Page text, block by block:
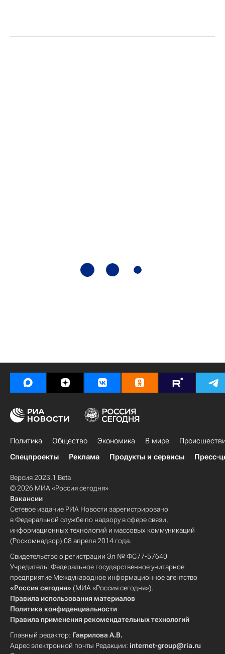
Политика Общество Экономика В мире
Спецпроекты
Реклама Продукты и сервисы Пресс-
Версия 2023.1 Beta
© 2026 МИА «Россия сегодня»
Вакансии
Сетевое издание РИА Новости зарегистрировано
в Федеральной службе по надзору в сфере связи,
информационных технологий и массовых коммуникаций
(Роскомнадзор) 08 апреля 2014 года.
Свидетельство о регистрации Эл № ФС77-57640
Учредитель: Федеральное государственное унитарное
предприятие Международное информационное агентство
«Россия сегодня» (МИА «Россия сегодня»).
Правила использования материалов
Политика конфиденциальности
Правила применения рекомендательных технологий
Главный редактор: Гаврилова А.В.
Адрес электронной почты Редакции: internet-group@ria.ru